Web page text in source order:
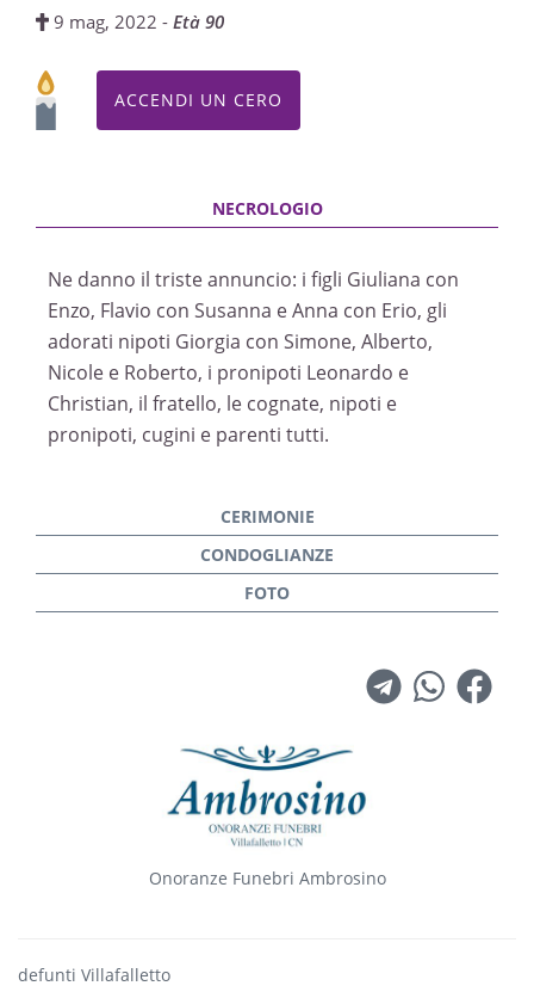
9 mag, 2022 -Età 90
ACCENDI UN CERO
Ne danno il triste annuncio: i figli Giuliana con
Enzo, Flavio con Susanna e Anna con Erio, gli
adorati nipoti Giorgia con Simone, Alberto,
Nicole e Roberto, i pronipoti Leonardo e
Christian, il fratello, le cognate, nipoti e
pronipoti, cugini e parenti tutti.
Onoranze Funebri Ambrosino
defunti Villafalletto